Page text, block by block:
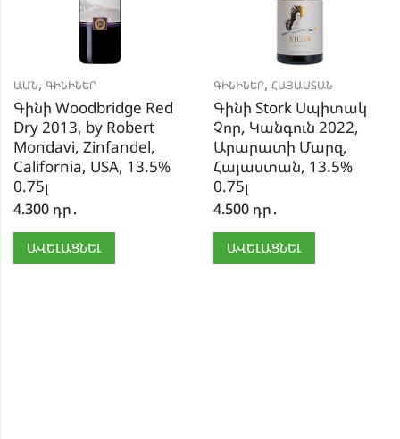
ԱՄՆ, ԳԻՆԻՆԵՐ
Գինի Woodbridge Red
Dry 2013, by Robert
Mondavi, Zinfandel,
California, USA, 13.5%
0.75լ
4.300 դր․
ԱՎԵԼԱՑՆԵԼ
ԳԻՆԻՆԵՐ, ՀԱՅԱՍՏԱՆ
Գինի Stork Սպիտակ
Չոր, Կանգուն 2022,
Արարատի Մարզ,
Հայաստան, 13.5%
0.75լ
4.500 դր․
ԱՎԵԼԱՑՆԵԼ